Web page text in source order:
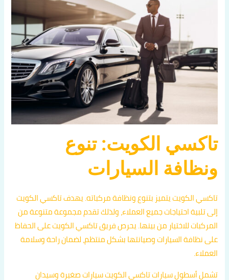
تاكسي الكويت: تنوع
ونظافة السيارات
تاكسي الكويت يتميز بتنوع ونظافة مركباته. يهدف تاكسي الكويت
إلى تلبية احتياجات جميع العملاء، ولذلك تقدم مجموعة متنوعة من
المركبات للاختيار من بينها. يحرص فريق تاكسي الكويت على الحفاظ
على نظافة السيارات وصيانتها بشكل منتظم، لضمان راحة وسلامة
العملاء.
تشمل أسطول سيارات تاكسي الكويت سيارات صغيرة وسيدان